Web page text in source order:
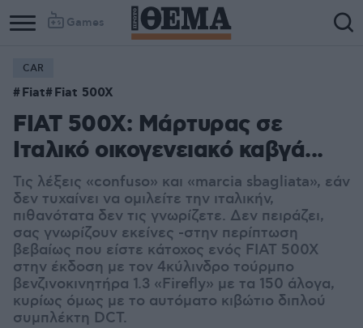
Games
CAR
Fiat Fiat 500X
FIAT 500X: Μάρτυρας σε
Ιταλικό οικογενειακό καβγά...
Τις λέξεις «confuso» και «marcia sbagliata», εάν
δεν τυχαίνει να ομιλείτε την ιταλικήν,
πιθανότατα δεν τις γνωρίζετε. Δεν πειράζει,
σας γνωρίζουν εκείνες -στην περίπτωση
βεβαίως που είστε κάτοχος ενός FIAT 500X
στην έκδοση με τον 4κύλινδρο τούρμπο
βενζινοκινητήρα 1.3 «Firefly» με τα 150 άλογα,
κυρίως όμως με το αυτόματο κιβώτιο διπλού
συμπλέκτη DCT.